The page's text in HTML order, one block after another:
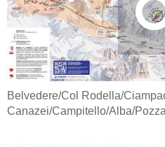
Belvedere/Col Rodella/
Canazei/Campitello/Alba/